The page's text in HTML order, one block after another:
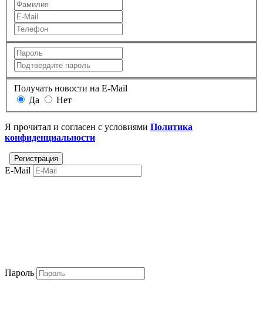
Получать новости на E-Mail
Да
Нет
Я прочитал и согласен с условиями Политика
конфиденциальности
E-Mail
Пароль